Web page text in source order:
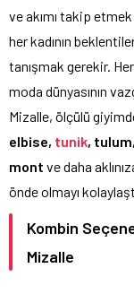
ve akımı takip
her kadının
tanışmak gerekir.
moda dünyasının
Mizalle, ölçülü
elbise, tunik,
mont ve daha
önde olmayı
Kombin
Mizalle